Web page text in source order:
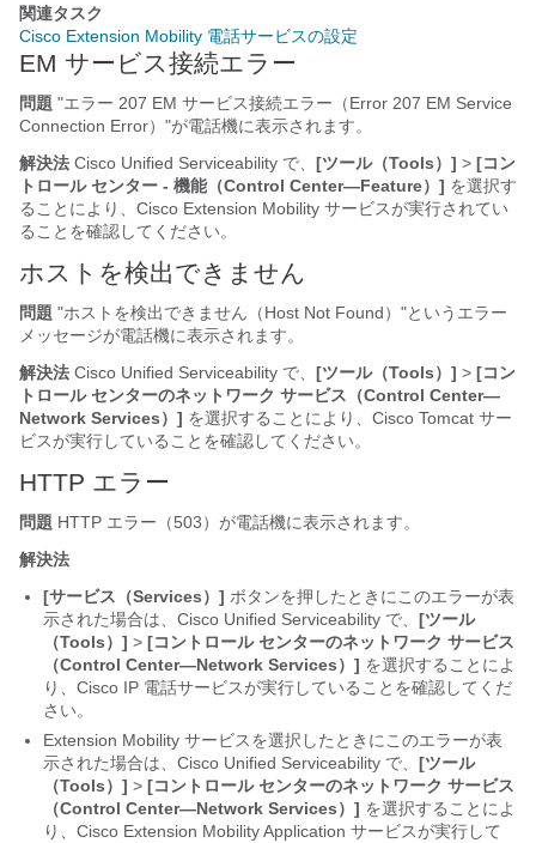
関連タスク
Cisco Extension Mobility 電話サービスの設定
EM サービス接続エラー
問題 "エラー 207 EM サービス接続エラー（Error 207 EM Service
Connection Error）"が電話機に表示されます。
解決法 Cisco Unified Serviceability で、 [ツール（Tools）] > [コン
トロール センター - 機能（Control Center—Feature）] を選択す
ることにより、Cisco Extension Mobility サービスが実行されてい
ることを確認してください。
ホストを検出できません
問題 "ホストを検出できません（Host Not Found）"というエラー
メッセージが電話機に表示されます。
解決法 Cisco Unified Serviceability で、 [ツール（Tools）] > [コン
トロール センターのネットワーク サービス（Control Center—
Network Services）] を選択することにより、Cisco Tomcat サー
ビスが実行していることを確認してください。
HTTP エラー
問題 HTTP エラー（503）が電話機に表示されます。
解決法
[サービス（Services）] ボタンを押したときにこのエラーが表
示された場合は、Cisco Unified Serviceability で、 [ツール
（Tools）] > [コントロール センターのネットワーク サービス
（Control Center—Network Services）] を選択することによ
り、Cisco IP 電話サービスが実行していることを確認してくだ
さい。
Extension Mobility サービスを選択したときにこのエラーが表
示された場合は、Cisco Unified Serviceability で、 [ツール
（Tools）] > [コントロール センターのネットワーク サービス
（Control Center—Network Services）] を選択することによ
り、Cisco Extension Mobility Application サービスが実行して